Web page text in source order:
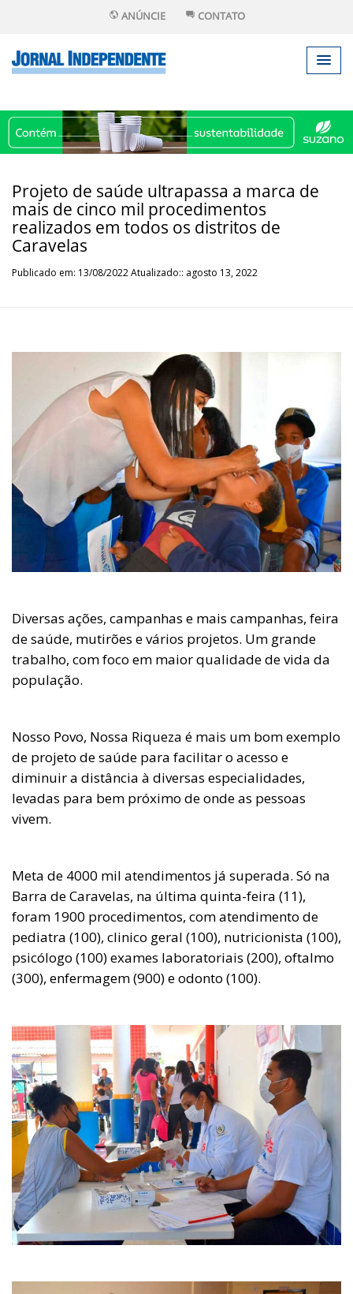
ANÚNCIE CONTATO
Projeto de saúde ultrapassa a marca de
mais de cinco mil procedimentos
realizados em todos os distritos de
Caravelas
Publicado em: 13/08/2022 Atualizado:: agosto 13, 2022
Diversas ações, campanhas e mais campanhas, feira
de saúde, mutirões e vários projetos. Um grande
trabalho, com foco em maior qualidade de vida da
população.
Nosso Povo, Nossa Riqueza é mais um bom exemplo
de projeto de saúde para facilitar o acesso e
diminuir a distância à diversas especialidades,
levadas para bem próximo de onde as pessoas
vivem.
Meta de 4000 mil atendimentos já superada. Só na
Barra de Caravelas, na última quinta-feira (11),
foram 1900 procedimentos, com atendimento de
pediatra (100), clinico geral (100), nutricionista (100),
psicólogo (100) exames laboratoriais (200), oftalmo
(300), enfermagem (900) e odonto (100).